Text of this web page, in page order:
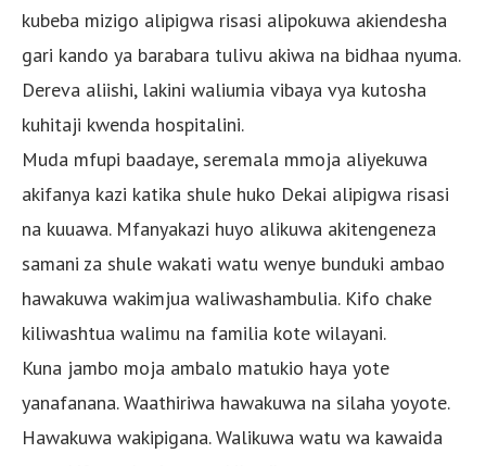
kubeba mizigo alipigwa risasi alipokuwa akiendesha
gari kando ya barabara tulivu akiwa na bidhaa nyuma.
Dereva aliishi, lakini waliumia vibaya vya kutosha
kuhitaji kwenda hospitalini.
Muda mfupi baadaye, seremala mmoja aliyekuwa
akifanya kazi katika shule huko Dekai alipigwa risasi
na kuuawa. Mfanyakazi huyo alikuwa akitengeneza
samani za shule wakati watu wenye bunduki ambao
hawakuwa wakimjua waliwashambulia. Kifo chake
kiliwashtua walimu na familia kote wilayani.
Kuna jambo moja ambalo matukio haya yote
yanafanana. Waathiriwa hawakuwa na silaha yoyote.
Hawakuwa wakipigana. Walikuwa watu wa kawaida